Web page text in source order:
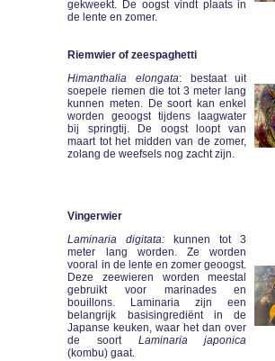
gekweekt. De oogst vindt plaats in
de lente en zomer.
Riemwier of zeespaghetti
Himanthalia elongata: bestaat uit
soepele riemen die tot 3 meter lang
kunnen meten. De soort kan enkel
worden geoogst tijdens laagwater
bij springtij. De oogst loopt van
maart tot het midden van de zomer,
zolang de weefsels nog zacht zijn.
Vingerwier
Laminaria digitata: kunnen tot 3
meter lang worden. Ze worden
vooral in de lente en zomer geoogst.
Deze zeewieren worden meestal
gebruikt voor marinades en
bouillons. Laminaria zijn een
belangrijk basisingrediënt in de
Japanse keuken, waar het dan over
de soort Laminaria japonica
(kombu) gaat.